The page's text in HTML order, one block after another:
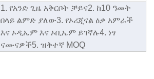
1. የአንድ ጊዜ አቅርቦት ቻይና2. ከ10 ዓመት
በላይ ልምድ ያለው3. የኦሪጂናል ዕቃ አምራች
እና ኦዲኤም እና ኦቢኤም ይገኛሉ4. ነፃ
ናሙናዎች5. ዝቅተኛ MOQ